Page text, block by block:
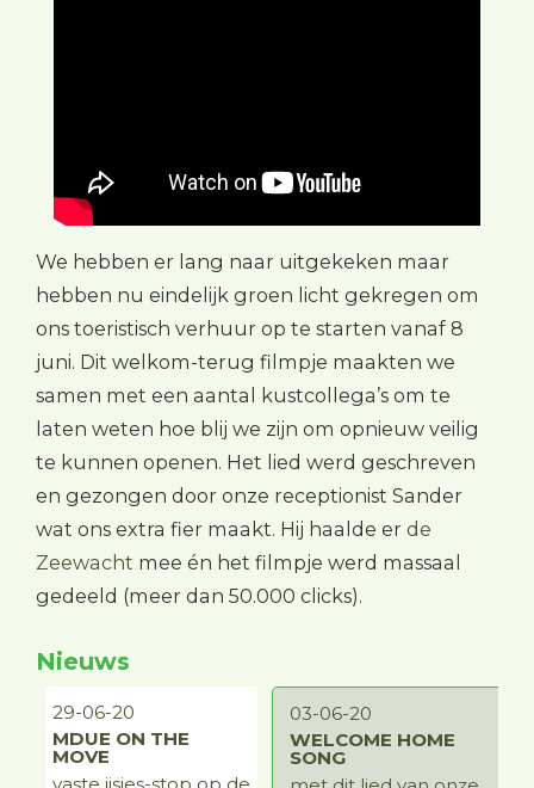
We hebben er lang naar uitgekeken maar
hebben nu eindelijk groen licht gekregen om
ons toeristisch verhuur op te starten vanaf 8
juni. Dit welkom-terug filmpje maakten we
samen met een aantal kustcollega’s om te
laten weten hoe blij we zijn om opnieuw veilig
te kunnen openen. Het lied werd geschreven
en gezongen door onze receptionist Sander
wat ons extra fier maakt. Hij haalde er de
Zeewacht mee én het filmpje werd massaal
gedeeld (meer dan 50.000 clicks).
Nieuws
29-06-20
MDUE ON THE
MOVE
03-06-20
WELCOME HOME
SONG